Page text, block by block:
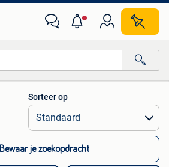
Alle afstanden…
Sorteer op
Bewaar je zoekopdracht